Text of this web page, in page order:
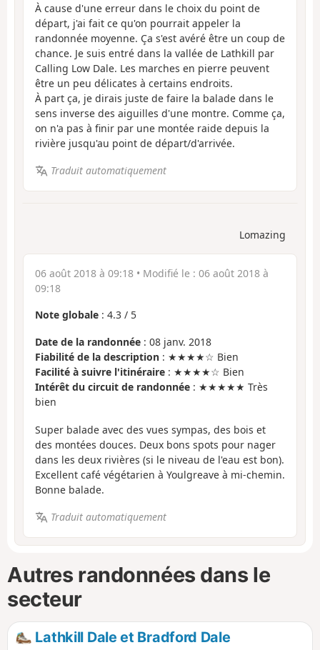
À cause d'une erreur dans le choix du point de
départ, j'ai fait ce qu'on pourrait appeler la
randonnée moyenne. Ça s'est avéré être un coup de
chance. Je suis entré dans la vallée de Lathkill par
Calling Low Dale. Les marches en pierre peuvent
être un peu délicates à certains endroits.
À part ça, je dirais juste de faire la balade dans le
sens inverse des aiguilles d'une montre. Comme ça,
on n'a pas à finir par une montée raide depuis la
rivière jusqu'au point de départ/d'arrivée.
Traduit automatiquement
Lomazing
06 août 2018 à 09:18 • Modifié le : 06 août 2018 à
09:18
Note globale : 4.3 / 5
Date de la randonnée : 08 janv. 2018
Fiabilité de la description : ★★★★☆ Bien
Facilité à suivre l'itinéraire : ★★★★☆ Bien
Intérêt du circuit de randonnée : ★★★★★ Très
bien
Super balade avec des vues sympas, des bois et
des montées douces. Deux bons spots pour nager
dans les deux rivières (si le niveau de l'eau est bon).
Excellent café végétarien à Youlgreave à mi-chemin.
Bonne balade.
Traduit automatiquement
Autres randonnées dans le
secteur
Lathkill Dale et Bradford Dale